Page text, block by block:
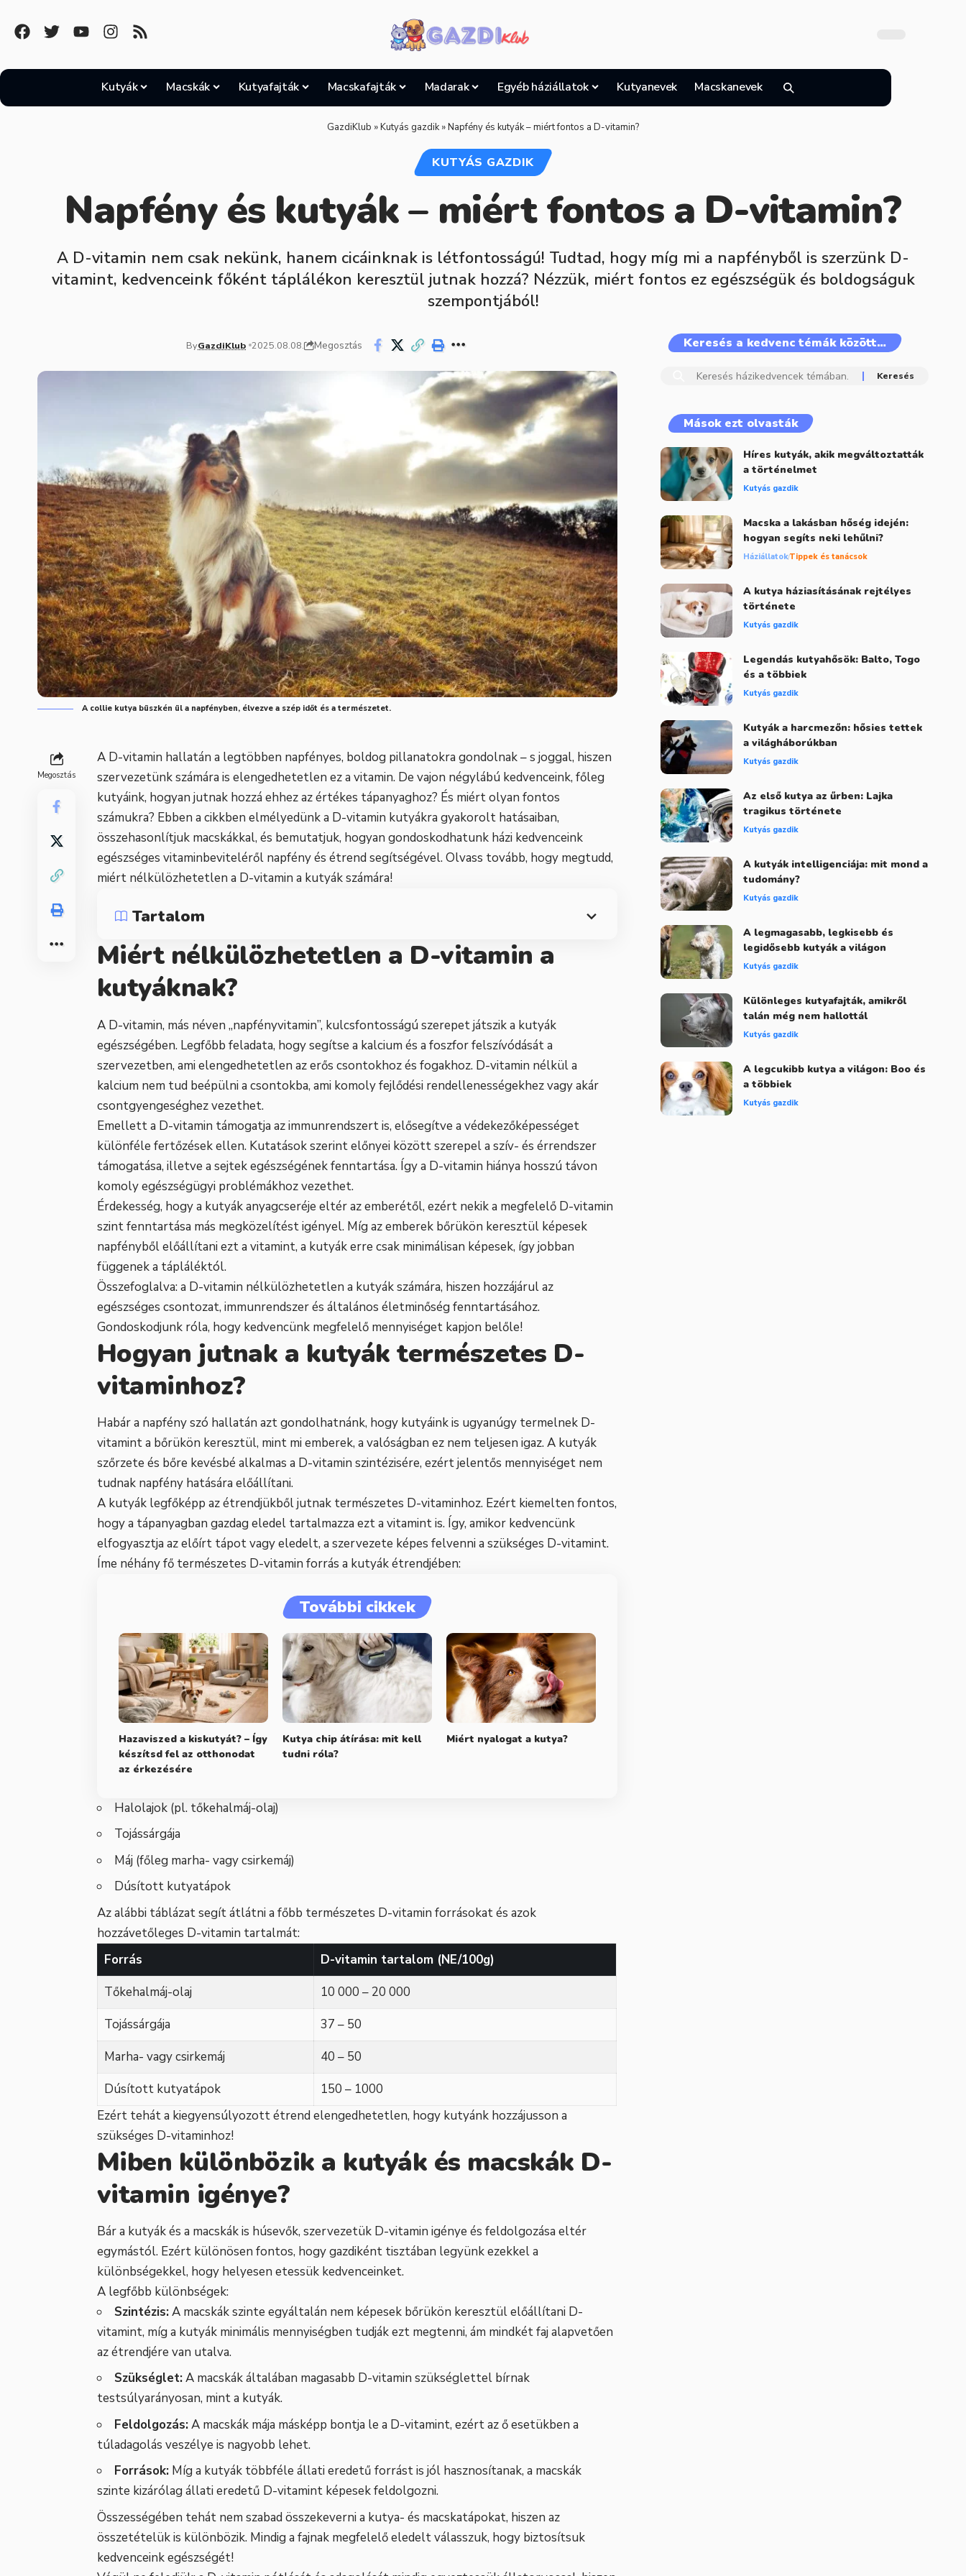
Kutyák Macskák Kutyafajták Macskafajták Madarak Egyéb háziállatok Kutyanevek Macskanevek
GazdiKlub »Kutyás gazdik»Napfény és kutyák – miért fontos a D-vitamin?
KUTYÁS GAZDIK
Napfény és kutyák – miért fontos a D-vitamin?
A D-vitamin nem csak nekünk, hanem cicáinknak is létfontosságú! Tudtad, hogy míg mi a napfényből is szerzünk D-
vitamint, kedvenceink főként táplálékon keresztül jutnak hozzá? Nézzük, miért fontos ez egészségük és boldogságuk
szempontjából!
ByGazdiKlub 2025.08.08. Megosztás
A collie kutya büszkén ül a napfényben, élvezve a szép időt és a természetet.
Megosztás
A D-vitamin hallatán a legtöbben napfényes, boldog pillanatokra gondolnak – s joggal, hiszen
szervezetünk számára is elengedhetetlen ez a vitamin. De vajon négylábú kedvenceink, főleg
kutyáink, hogyan jutnak hozzá ehhez az értékes tápanyaghoz? És miért olyan fontos
számukra? Ebben a cikkben elmélyedünk a D-vitamin kutyákra gyakorolt hatásaiban,
összehasonlítjuk macskákkal, és bemutatjuk, hogyan gondoskodhatunk házi kedvenceink
egészséges vitaminbeviteléről napfény és étrend segítségével. Olvass tovább, hogy megtudd,
miért nélkülözhetetlen a D-vitamin a kutyák számára!
Tartalom
Miért nélkülözhetetlen a D-vitamin a
kutyáknak?
A D-vitamin, más néven „napfényvitamin”, kulcsfontosságú szerepet játszik a kutyák
egészségében. Legfőbb feladata, hogy segítse a kalcium és a foszfor felszívódását a
szervezetben, ami elengedhetetlen az erős csontokhoz és fogakhoz. D-vitamin nélkül a
kalcium nem tud beépülni a csontokba, ami komoly fejlődési rendellenességekhez vagy akár
csontgyengeséghez vezethet.
Emellett a D-vitamin támogatja az immunrendszert is, elősegítve a védekezőképességet
különféle fertőzések ellen. Kutatások szerint előnyei között szerepel a szív- és érrendszer
támogatása, illetve a sejtek egészségének fenntartása. Így a D-vitamin hiánya hosszú távon
komoly egészségügyi problémákhoz vezethet.
Érdekesség, hogy a kutyák anyagcseréje eltér az emberétől, ezért nekik a megfelelő D-vitamin
szint fenntartása más megközelítést igényel. Míg az emberek bőrükön keresztül képesek
napfényből előállítani ezt a vitamint, a kutyák erre csak minimálisan képesek, így jobban
függenek a tápláléktól.
Összefoglalva: a D-vitamin nélkülözhetetlen a kutyák számára, hiszen hozzájárul az
egészséges csontozat, immunrendszer és általános életminőség fenntartásához.
Gondoskodjunk róla, hogy kedvencünk megfelelő mennyiséget kapjon belőle!
Hogyan jutnak a kutyák természetes D-
vitaminhoz?
Habár a napfény szó hallatán azt gondolhatnánk, hogy kutyáink is ugyanúgy termelnek D-
vitamint a bőrükön keresztül, mint mi emberek, a valóságban ez nem teljesen igaz. A kutyák
szőrzete és bőre kevésbé alkalmas a D-vitamin szintézisére, ezért jelentős mennyiséget nem
tudnak napfény hatására előállítani.
A kutyák legfőképp az étrendjükből jutnak természetes D-vitaminhoz. Ezért kiemelten fontos,
hogy a tápanyagban gazdag eledel tartalmazza ezt a vitamint is. Így, amikor kedvencünk
elfogyasztja az előírt tápot vagy eledelt, a szervezete képes felvenni a szükséges D-vitamint.
Íme néhány fő természetes D-vitamin forrás a kutyák étrendjében:
További cikkek
Hazaviszed a kiskutyát? – Így
készítsd fel az otthonodat
az érkezésére
Kutya chip átírása: mit kell
tudni róla?
Miért nyalogat a kutya?
Halolajok (pl. tőkehalmáj-olaj)
Tojássárgája
Máj (főleg marha- vagy csirkemáj)
Dúsított kutyatápok
Az alábbi táblázat segít átlátni a főbb természetes D-vitamin forrásokat és azok
hozzávetőleges D-vitamin tartalmát:
Forrás
D-vitamin tartalom (NE/100g)
Tőkehalmáj-olaj
10 000 – 20 000
Tojássárgája
37 – 50
Marha- vagy csirkemáj
40 – 50
Dúsított kutyatápok
150 – 1000
Ezért tehát a kiegyensúlyozott étrend elengedhetetlen, hogy kutyánk hozzájusson a
szükséges D-vitaminhoz!
Miben különbözik a kutyák és macskák D-
vitamin igénye?
Bár a kutyák és a macskák is húsevők, szervezetük D-vitamin igénye és feldolgozása eltér
egymástól. Ezért különösen fontos, hogy gazdiként tisztában legyünk ezekkel a
különbségekkel, hogy helyesen etessük kedvenceinket.
A legfőbb különbségek:
Szintézis:A macskák szinte egyáltalán nem képesek bőrükön keresztül előállítani D-
vitamint, míg a kutyák minimális mennyiségben tudják ezt megtenni, ám mindkét faj alapvetően
az étrendjére van utalva.
Szükséglet:A macskák általában magasabb D-vitamin szükséglettel bírnak
testsúlyarányosan, mint a kutyák.
Feldolgozás:A macskák mája másképp bontja le a D-vitamint, ezért az ő esetükben a
túladagolás veszélye is nagyobb lehet.
Források: Míg a kutyák többféle állati eredetű forrást is jól hasznosítanak, a macskák
szinte kizárólag állati eredetű D-vitamint képesek feldolgozni.
Összességében tehát nem szabad összekeverni a kutya- és macskatápokat, hiszen az
összetételük is különbözik. Mindig a fajnak megfelelő eledelt válasszuk, hogy biztosítsuk
kedvenceink egészségét!
Keresés a kedvenc témák között…
Mások ezt olvasták
Híres kutyák, akik megváltoztatták
a történelmet
Kutyás gazdik
Macska a lakásban hőség idején:
hogyan segíts neki lehűlni?
HáziállatokTippek és tanácsok
A kutya háziasításának rejtélyes
története
Kutyás gazdik
Legendás kutyahősök: Balto, Togo
és a többiek
Kutyás gazdik
Kutyák a harcmezőn: hősies tettek
a világháborúkban
Kutyás gazdik
Az első kutya az űrben: Lajka
tragikus története
Kutyás gazdik
A kutyák intelligenciája: mit mond a
tudomány?
Kutyás gazdik
A legmagasabb, legkisebb és
legidősebb kutyák a világon
Kutyás gazdik
Különleges kutyafajták, amikről
talán még nem hallottál
Kutyás gazdik
A legcukibb kutya a világon: Boo és
a többiek
Kutyás gazdik